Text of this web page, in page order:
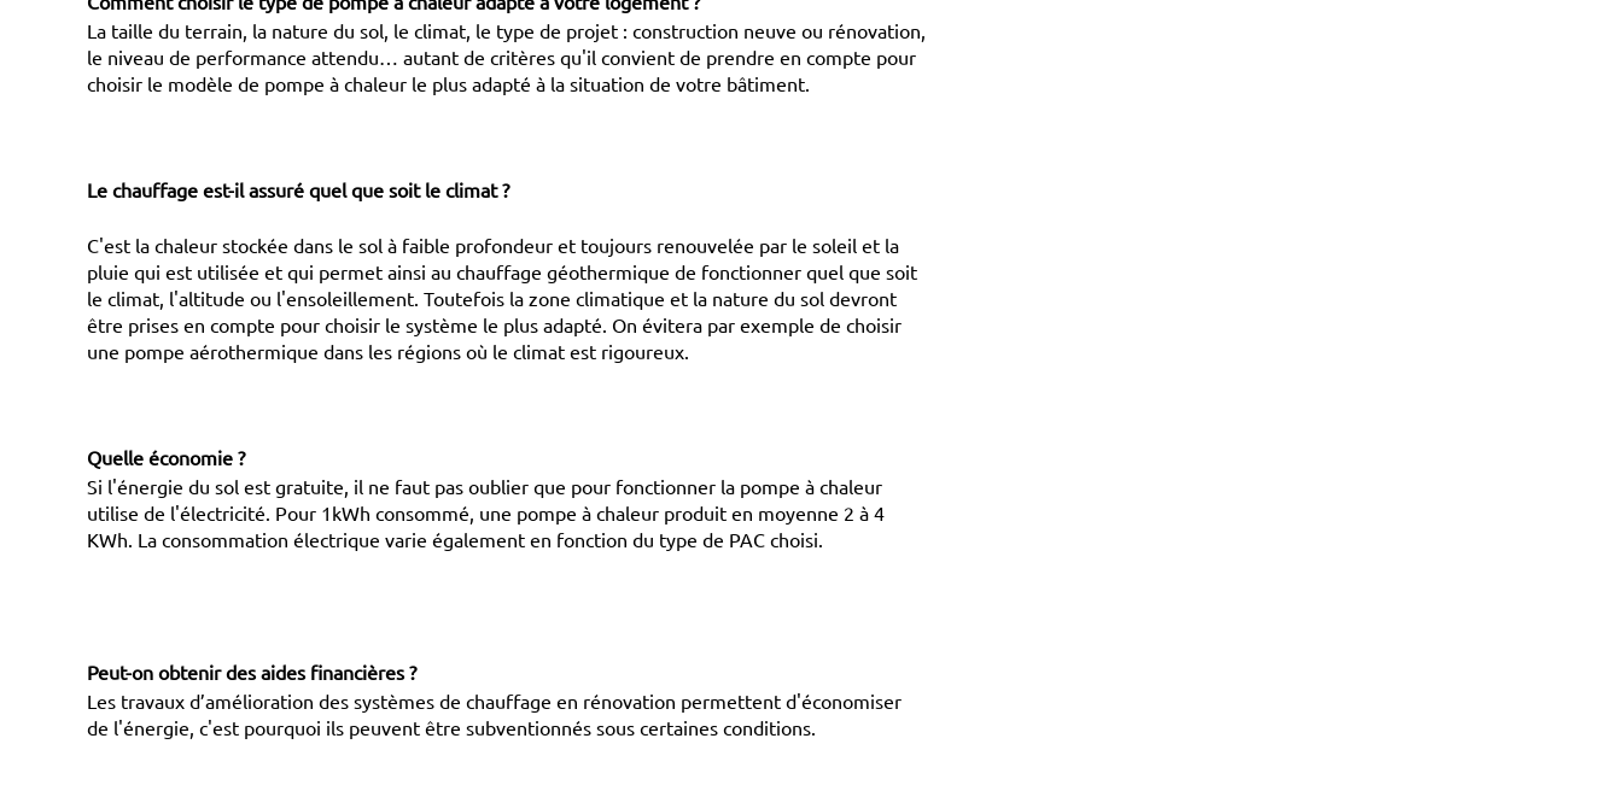
La taille du terrain, la nature du sol, le climat, le type de projet : construction neuve ou rénovation,
le niveau de performance attendu… autant de critères qu'il convient de prendre en compte pour
choisir le modèle de pompe à chaleur le plus adapté à la situation de votre bâtiment.
Le chauffage est-il assuré quel que soit le climat ?
C'est la chaleur stockée dans le sol à faible profondeur et toujours renouvelée par le soleil et la
pluie qui est utilisée et qui permet ainsi au chauffage géothermique de fonctionner quel que soit
le climat, l'altitude ou l'ensoleillement. Toutefois la zone climatique et la nature du sol devront
être prises en compte pour choisir le système le plus adapté. On évitera par exemple de choisir
une pompe aérothermique dans les régions où le climat est rigoureux.
Quelle économie ?
Si l'énergie du sol est gratuite, il ne faut pas oublier que pour fonctionner la pompe à chaleur
utilise de l'électricité. Pour 1kWh consommé, une pompe à chaleur produit en moyenne 2 à 4
KWh. La consommation électrique varie également en fonction du type de PAC choisi.
Peut-on obtenir des aides financières ?
Les travaux d’amélioration des systèmes de chauffage en rénovation permettent d'économiser
de l'énergie, c'est pourquoi ils peuvent être subventionnés sous certaines conditions.